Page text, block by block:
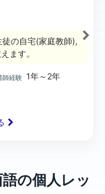
の自宅(家庭教師),
ます。
師経験 1年～2年
の個人レッ